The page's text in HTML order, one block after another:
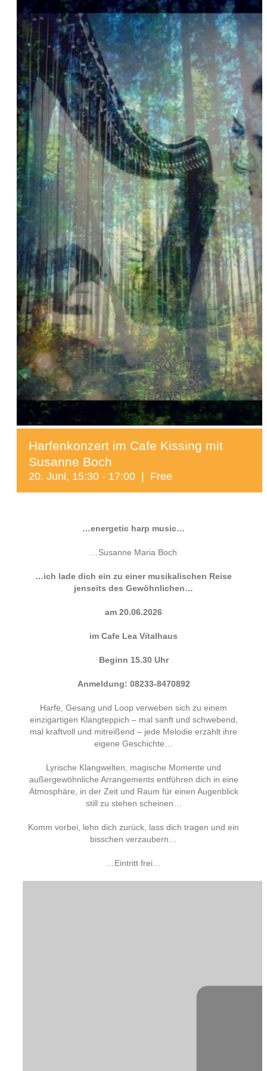
Harfenkonzert im Cafe Kissing mit
Susanne Boch
20. Juni, 15:30 - 17:00 Free
…energetic harp music…
…Susanne Maria Boch
…ich lade dich ein zu einer musikalischen Reise
jenseits des Gewöhnlichen…
am 20.06.2026
im Cafe Lea Vitalhaus
Beginn 15.30 Uhr
Anmeldung: 08233-8470892
Harfe, Gesang und Loop verweben sich zu einem
einzigartigen Klangteppich – mal sanft und schwebend,
mal kraftvoll und mitreißend – jede Melodie erzählt ihre
eigene Geschichte…
Lyrische Klangwelten, magische Momente und
außergewöhnliche Arrangements entführen dich in eine
Atmosphäre, in der Zeit und Raum für einen Augenblick
still zu stehen scheinen…
Komm vorbei, lehn dich zurück, lass dich tragen und ein
bisschen verzaubern…
…Eintritt frei…